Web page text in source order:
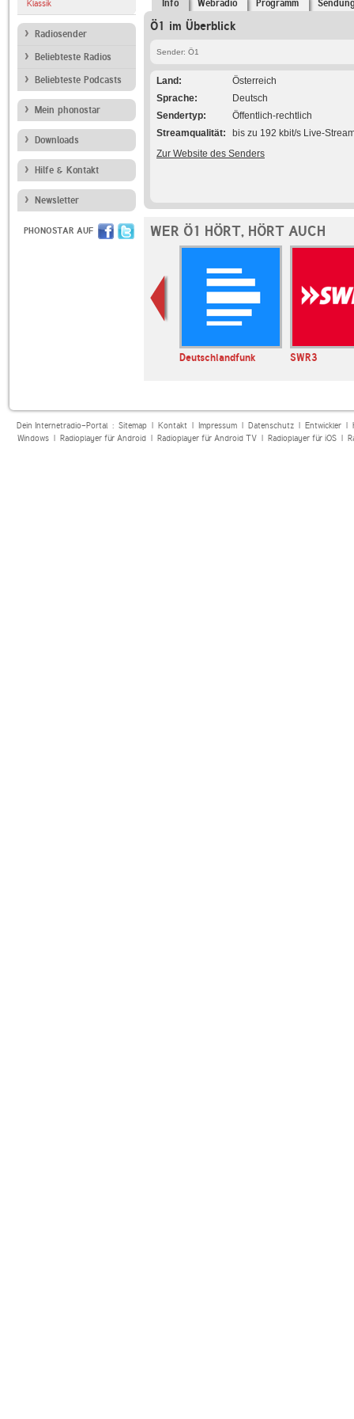
Klassik
Radiosender
Beliebteste Radios
Beliebteste Podcasts
Mein phonostar
Downloads
Hilfe & Kontakt
Newsletter
PHONOSTAR AUF
Info Webradio Programm
Ö1 im Überblick
Sender: Ö1
Land
Österreich
Sprache
Deutsch
Sendertyp
Öffentlich-rechtlich
Streamqualität
bis zu 192 kbit/s Live-
Zur Website des Senders
WER Ö1 HÖRT, HÖRT AUCH
Deutschlandfunk SWR3
Dein Internetradio-Portal : Sitemap| Kontakt| Impressum| Datenschutz| Entwickler|
Windows| Radioplayer für Android| Radioplayer für Android TV| Radioplayer für iOS|